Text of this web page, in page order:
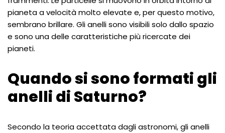
pianeta a velocità molto elevate e, per questo motivo,
sembrano brillare. Gli anelli sono visibili solo dallo spazio
e sono una delle caratteristiche più ricercate dei
pianeti.
Quando si sono formati gli
anelli di Saturno?
Secondo la teoria accettata dagli astronomi, gli anelli